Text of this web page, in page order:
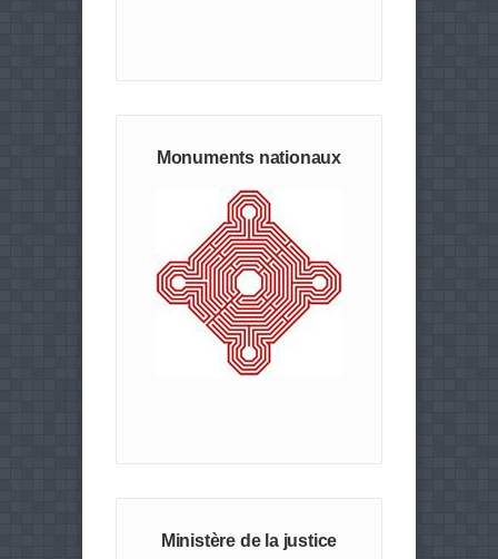
Monuments nationaux
Ministère de la justice